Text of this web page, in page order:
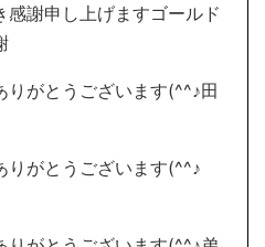
感謝申し上げますゴールド
りがとうございます(^^♪田
りがとうございます(^^♪